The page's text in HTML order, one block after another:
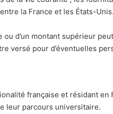
la France et les États-Unis.
d’un montant supérieur
versé pour d’éventuelles
française et résidant en
leur parcours universitaire.